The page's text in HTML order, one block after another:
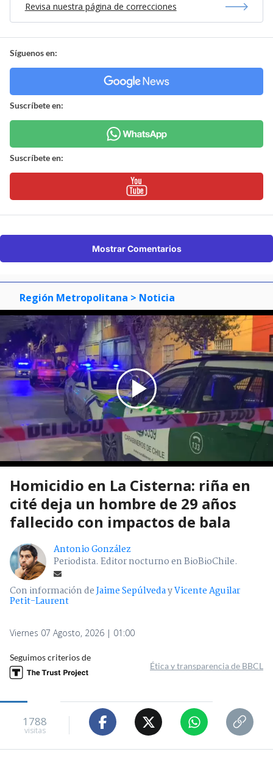
Revisa nuestra página de correcciones
Síguenos en:
Suscríbete en:
Suscríbete en:
Mostrar Comentarios
Región Metropolitana > Noticia
Homicidio en La Cisterna: riña en
cité deja un hombre de 29 años
fallecido con impactos de bala
Antonio González
Periodista. Editor nocturno en BioBioChile.
Con información deJaime SepúlvedayVicente Aguilar
Petit-Laurent
Viernes 07 Agosto, 2026 | 01:00
Seguimos criterios de
Ética y transparencia de BBCL
1788
visitas